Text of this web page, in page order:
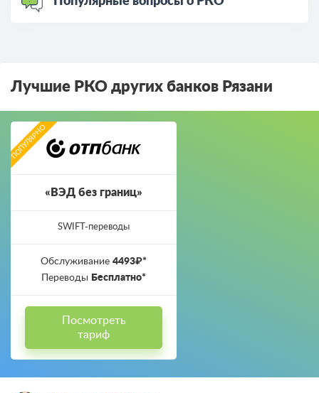
Лучшие РКО других банков Рязани
«ВЭД без границ»
SWIFT-переводы
Обслуживание 4493₽*
Переводы Бесплатно*
Посмотреть
тариф